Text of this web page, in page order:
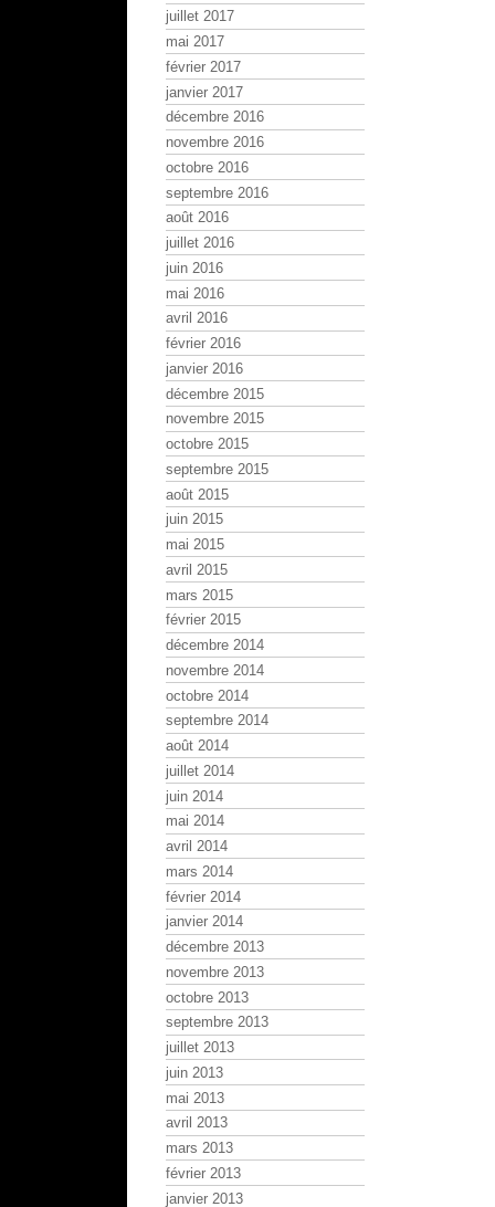
juillet 2017
mai 2017
février 2017
janvier 2017
décembre 2016
novembre 2016
octobre 2016
septembre 2016
août 2016
juillet 2016
juin 2016
mai 2016
avril 2016
février 2016
janvier 2016
décembre 2015
novembre 2015
octobre 2015
septembre 2015
août 2015
juin 2015
mai 2015
avril 2015
mars 2015
février 2015
décembre 2014
novembre 2014
octobre 2014
septembre 2014
août 2014
juillet 2014
juin 2014
mai 2014
avril 2014
mars 2014
février 2014
janvier 2014
décembre 2013
novembre 2013
octobre 2013
septembre 2013
juillet 2013
juin 2013
mai 2013
avril 2013
mars 2013
février 2013
janvier 2013